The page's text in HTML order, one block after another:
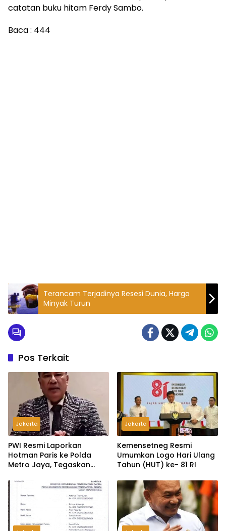
catatan buku hitam Ferdy Sambo.
Baca : 444
Terancam Terjadinya Resesi Dunia, Harga
Minyak Turun
Pos Terkait
Jakarta
PWI Resmi Laporkan
Hotman Paris ke Polda
Metro Jaya, Tegaskan
Martabat Wartawan
Jakarta
Kemensetneg Resmi
Umumkan Logo Hari Ulang
Tahun (HUT) ke- 81 RI